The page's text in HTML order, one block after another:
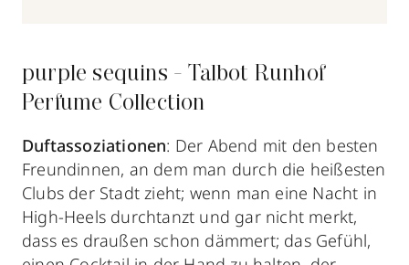
purple sequins - Talbot Runhof
Perfume Collection
Duftassoziationen: Der Abend mit den besten
Freundinnen, an dem man durch die heißesten
Clubs der Stadt zieht; wenn man eine Nacht in
High-Heels durchtanzt und gar nicht merkt,
dass es draußen schon dämmert; das Gefühl,